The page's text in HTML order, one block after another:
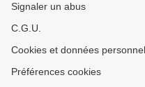
Signaler un abus
C.G.U.
Cookies et données
Préférences cookies